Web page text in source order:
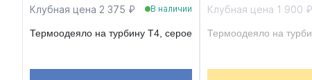
Клубная цена 2 375 ₽ В наличии
Термоодеяло на турбину T4, серое
Клубная цена 1 900 ₽
Термоодеяло на